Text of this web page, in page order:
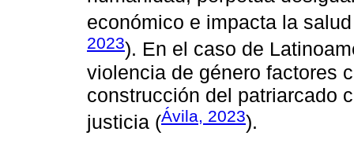
económico e impacta la
2023). En el caso de
violencia de género factores
construcción del patriarcado
justicia (Ávila, 2023).